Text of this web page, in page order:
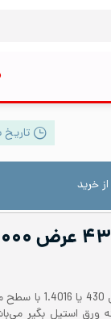
تاریخ
خرید
دسته ورق استیل